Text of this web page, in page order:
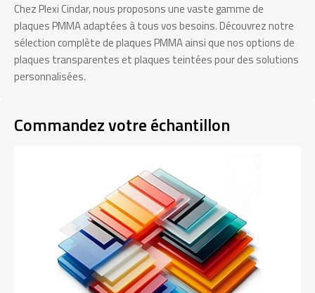
Chez Plexi Cindar, nous proposons une vaste gamme de
plaques PMMA adaptées à tous vos besoins. Découvrez notre
sélection complète de plaques PMMA ainsi que nos options de
plaques transparentes et plaques teintées pour des solutions
personnalisées.
Commandez votre échantillon